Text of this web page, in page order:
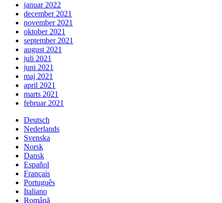
januar 2022
december 2021
november 2021
oktober 2021
september 2021
august 2021
juli 2021
juni 2021
maj 2021
april 2021
marts 2021
februar 2021
Deutsch
Nederlands
Svenska
Norsk
Dansk
Español
Français
Português
Italiano
Română